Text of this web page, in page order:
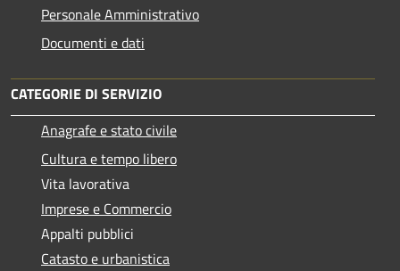
Personale Amministrativo
Documenti e dati
CATEGORIE DI SERVIZIO
Anagrafe e stato civile
Cultura e tempo libero
Vita lavorativa
Imprese e Commercio
Appalti pubblici
Catasto e urbanistica